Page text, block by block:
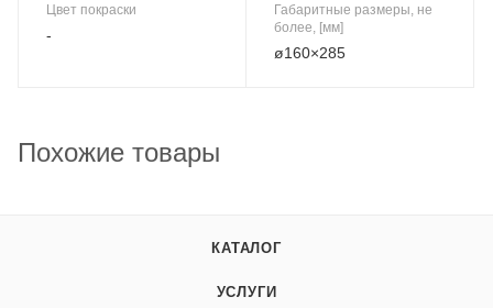
Цвет покраски
-
Габаритные размеры, не
более, [мм]
ø160×285
Похожие товары
КАТАЛОГ
УСЛУГИ